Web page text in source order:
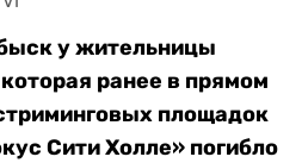
у жительницы
ранее в прямом
площадок
Сити Холле» погибло